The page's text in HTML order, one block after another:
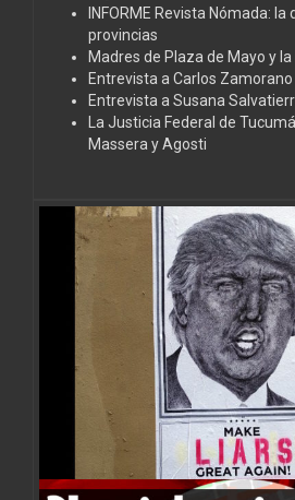
INFORME Revista Nómada: la
provincias
Madres de Plaza de Mayo y
Entrevista a Carlos Zamorano
Entrevista a Susana
La Justicia Federal de
Massera y Agosti